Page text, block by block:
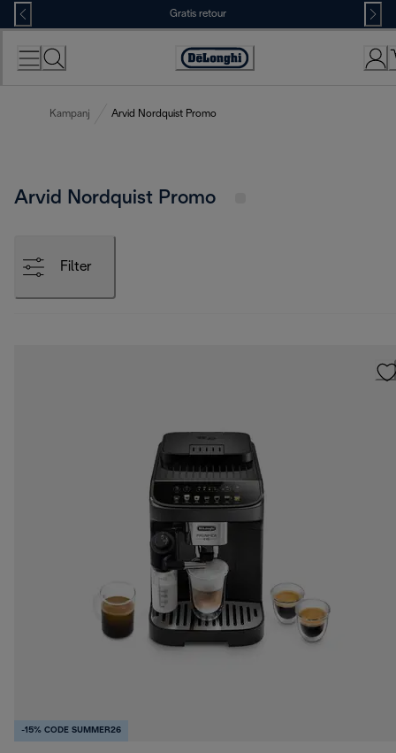
Skip
to
Content
Gratis retour
Accessibility
Kampanj Arvid Nordquist Promo
Arvid Nordquist Promo
Filter
-15% CODE SUMMER26